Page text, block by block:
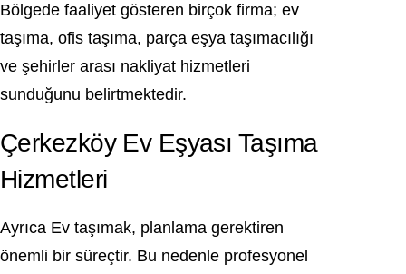
Bölgede faaliyet gösteren birçok firma; ev
taşıma, ofis taşıma, parça eşya taşımacılığı
ve şehirler arası nakliyat hizmetleri
sunduğunu belirtmektedir.
Çerkezköy Ev Eşyası Taşıma
Hizmetleri
Ayrıca Ev taşımak, planlama gerektiren
önemli bir süreçtir. Bu nedenle profesyonel